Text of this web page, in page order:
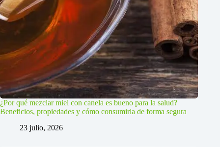
¿Por qué mezclar miel con canela es bueno para la salud?
Beneficios, propiedades y cómo consumirla de forma segura
23 julio, 2026